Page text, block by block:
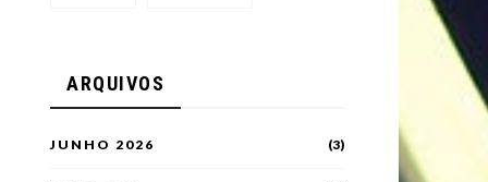
ARQUIVOS
JUNHO 2026 (3)